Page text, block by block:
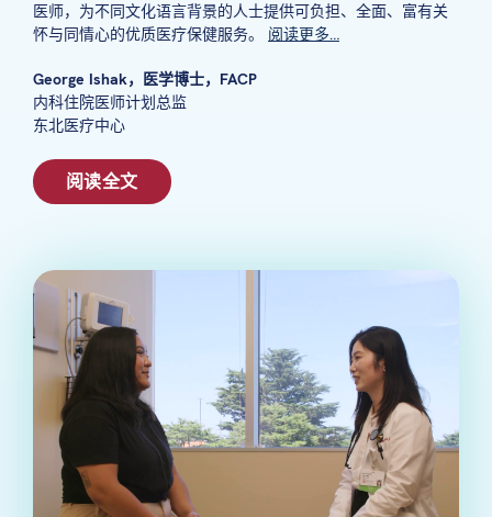
医师，为不同文化语言背景的人士提供可负担、全面、富有关
怀与同情心的优质医疗保健服务。 阅读更多…
George Ishak，医学博士，FACP
内科住院医师计划总监
东北医疗中心
阅读全文